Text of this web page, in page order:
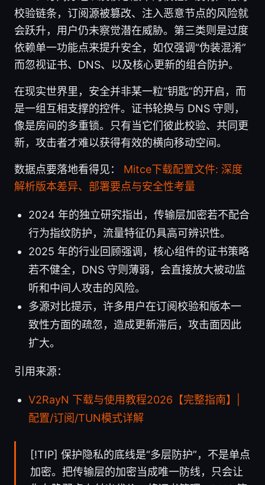
校验链条，订阅源被篡改、注入恶意节点的风险就
会跃升，用户仍未察觉潜在威胁。第三类则是过度
依赖单一功能点来提升安全，如仅强调“伪装混淆”
而忽视证书、DNS、以及核心更新的组合防护。
在现实世界里，安全并非某一粒“钥匙”的开启，而
是一组互相支撑的控件。证书轮换与 DNS 守则，
像是房间的多重锁。只有当它们彼此校验、共同更
新，攻击者才难以获得有效的横向移动空间。
数据点要落地看得见： Mitce下载配置文件: 深度
解析版本差异、部署要点与安全性考量
2024 年的独立研究指出，传输层加密若不配合
行为指纹防护，流量特征仍具高可辨识性。
2025 年的行业回顾强调，核心组件的证书策略
若不健全，DNS 守则薄弱，会直接放大被动监
听和中间人攻击的风险。
多源对比提示，许多用户在订阅校验和版本一
致性方面的疏忽，造成更新滞后，攻击面因此
扩大。
引用来源：
V2RayN 下载与使用教程2026【完整指南】|
配置/订阅/TUN模式详解
[!TIP] 保护隐私的底线是“多层防护”，不是单点
加密。把传输层的加密当成唯一防线，只会让